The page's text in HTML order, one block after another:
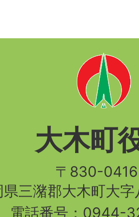
大木町
〒830-
県三潴郡大木町大
電話番号： 0944-